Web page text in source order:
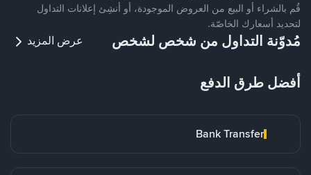
قُم بالشراء أو البيع من العروض الموجودة، أو أنشِئ إعلانات التداول
لتحديد أسعارك الخاصّة.
مُدوّنة التداول من شخص لشخص عرض المزيد
أفضل طرق الدفع
Bank Transfer